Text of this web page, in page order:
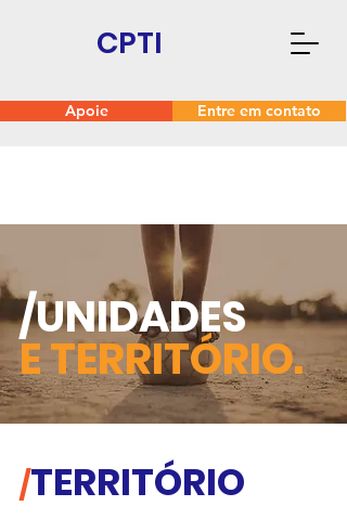
CPTI
Apoie Entre em contato
/UNIDADES
E TERRITÓRIO.
/TERRITÓRIO